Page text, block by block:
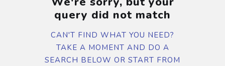
query did not match
CAN'T FIND WHAT YOU NEED?
TAKE A MOMENT AND DO A
SEARCH BELOW OR START FROM